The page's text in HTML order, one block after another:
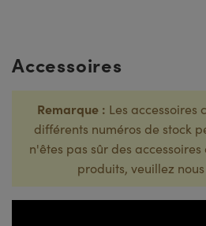
Accessoires
Remarque : Les accessoires
différents numéros de stock
n'êtes pas sûr des
produits, veuillez